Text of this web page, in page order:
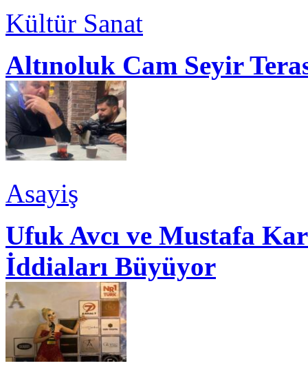
Kültür Sanat
Altınoluk Cam Seyir
Asayiş
Ufuk Avcı ve Mustafa
İddiaları Büyüyor